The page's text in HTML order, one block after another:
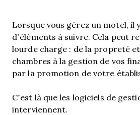
Lorsque vous gérez un motel, il
d’éléments à suivre. Cela peut
lourde charge : de la propreté
chambres à la gestion de vos
par la promotion de votre
C’est là que les logiciels de
interviennent.